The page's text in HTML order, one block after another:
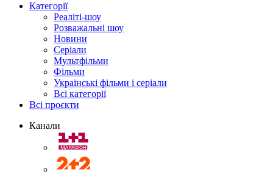
Категорії
Реаліті-шоу
Розважальні шоу
Новини
Серіали
Мультфільми
Фільми
Українські фільми і серіали
Всі категорії
Всі проєкти
Канали